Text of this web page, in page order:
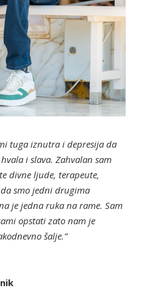
tuga iznutra i depresija da
i slava. Zahvalan sam
divne ljude, terapeute,
smo jedni drugima
je jedna ruka na rame. Sam
opstati zato nam je
šalje.”